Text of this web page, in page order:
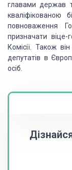
главами держав
кваліфікованою
повноваження
призначати віце-
Комісії. Також
депутатів в
осіб.